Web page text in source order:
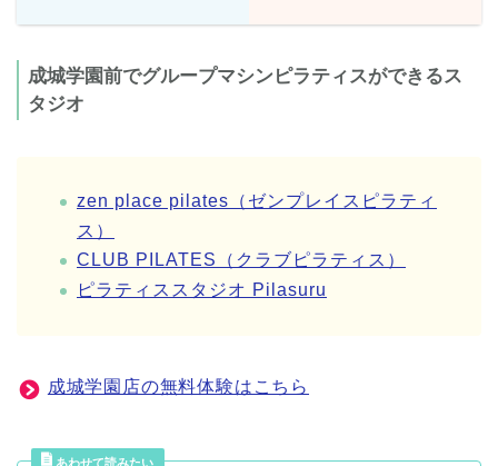
成城学園前でグループマシンピラティスができるス
タジオ
zen place pilates（ゼンプレイスピラティ
ス）
CLUB PILATES（クラブピラティス）
ピラティススタジオ Pilasuru
成城学園店の無料体験はこちら